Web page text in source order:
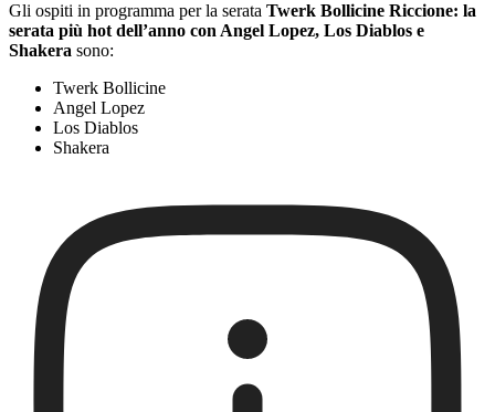
Gli ospiti in programma per la serata Twerk Bollicine Riccione: la
serata più hot dell’anno con Angel Lopez, Los Diablos e
Shakera sono:
Twerk Bollicine
Angel Lopez
Los Diablos
Shakera